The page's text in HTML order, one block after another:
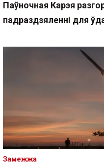
Паўночная Карэя
падраздзяленні для
Замежжа